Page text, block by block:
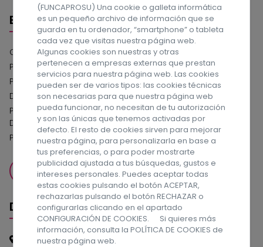
Enlaces
Compromiso con la Protección de Datos
Política de privacidad
Política de cookies
Declaración de Accesibilidad Web
Política del Sistema Interno de Información Canal de
Denuncias
Política de Serguidad de la Información
QUIERO DONAR
Datos de contacto
C/ Málaga, nº 1. Las Palmas de Gran Canaria CP.:
(FUNCAPROSU) Una cookie o galleta informática
es un pequeño archivo de información que se
guarda en tu ordenador, “smartphone” o tableta
cada vez que visitas nuestra página web.
Algunas cookies son nuestras y otras
pertenecen a empresas externas que prestan
servicios para nuestra página web. Las cookies
pueden ser de varios tipos: las cookies técnicas
son necesarias para que nuestra página web
pueda funcionar, no necesitan de tu autorización
y son las únicas que tenemos activadas por
defecto. El resto de cookies sirven para mejorar
nuestra página, para personalizarla en base a
tus preferencias, o para poder mostrarte
publicidad ajustada a tus búsquedas, gustos e
intereses personales. Puedes aceptar todas
estas cookies pulsando el botón ACEPTAR,
rechazarlas pulsando el botón RECHAZAR o
configurarlas clicando en el apartado
CONFIGURACIÓN DE COOKIES. Si quieres más
información, consulta laPOLÍTICA DE COOKIES de
nuestra página web.